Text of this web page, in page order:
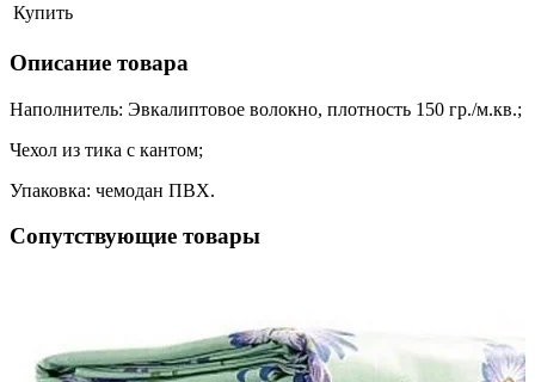
Купить
Описание товара
Наполнитель: Эвкалиптовое волокно, плотность 150 гр./м.кв.;
Чехол из тика с кантом;
Упаковка: чемодан ПВХ.
Сопутствующие товары